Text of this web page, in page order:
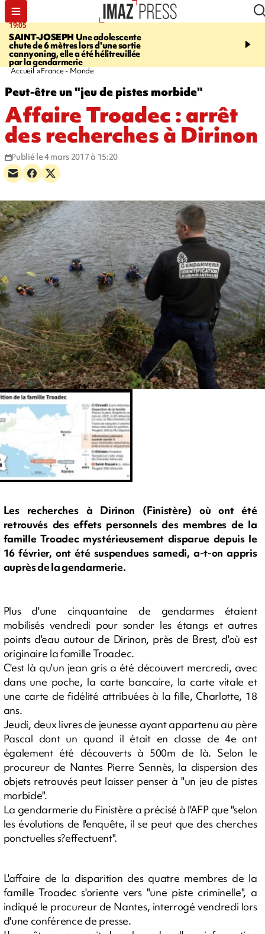
19:05
SAINT-JOSEPH Une adolescente
chute de 6 mètres lors d'une sortie
cannyoning, elle a été hélitreuillée
par la gendarmerie
20:44
rouée de coups,
Accueil France - Monde
Peut-être un "jeu de pistes morbide"
Affaire Troadec : arrêt
des recherches à Dirinon
Publié le 4 mars 2017 à 15:20
Les recherches à Dirinon (Finistère) où ont été
retrouvés des effets personnels des membres de la
famille Troadec mystérieusement disparue depuis le
16 février, ont été suspendues samedi, a-t-on appris
auprès de la gendarmerie.
Plus d'une cinquantaine de gendarmes étaient
mobilisés vendredi pour sonder les étangs et autres
points d'eau autour de Dirinon, près de Brest, d'où est
originaire la famille Troadec.
C'est là qu'un jean gris a été découvert mercredi, avec
dans une poche, la carte bancaire, la carte vitale et
une carte de fidélité attribuées à la fille, Charlotte, 18
ans.
Jeudi, deux livres de jeunesse ayant appartenu au père
Pascal dont un quand il était en classe de 4e ont
également été découverts à 500m de là. Selon le
procureur de Nantes Pierre Sennès, la dispersion des
objets retrouvés peut laisser penser à "un jeu de pistes
morbide".
La gendarmerie du Finistère a précisé à l'AFP que "selon
les évolutions de l'enquête, il se peut que des cherches
ponctuelles s?effectuent".
L'affaire de la disparition des quatre membres de la
famille Troadec s'oriente vers "une piste criminelle", a
indiqué le procureur de Nantes, interrogé vendredi lors
d'une conférence de presse.